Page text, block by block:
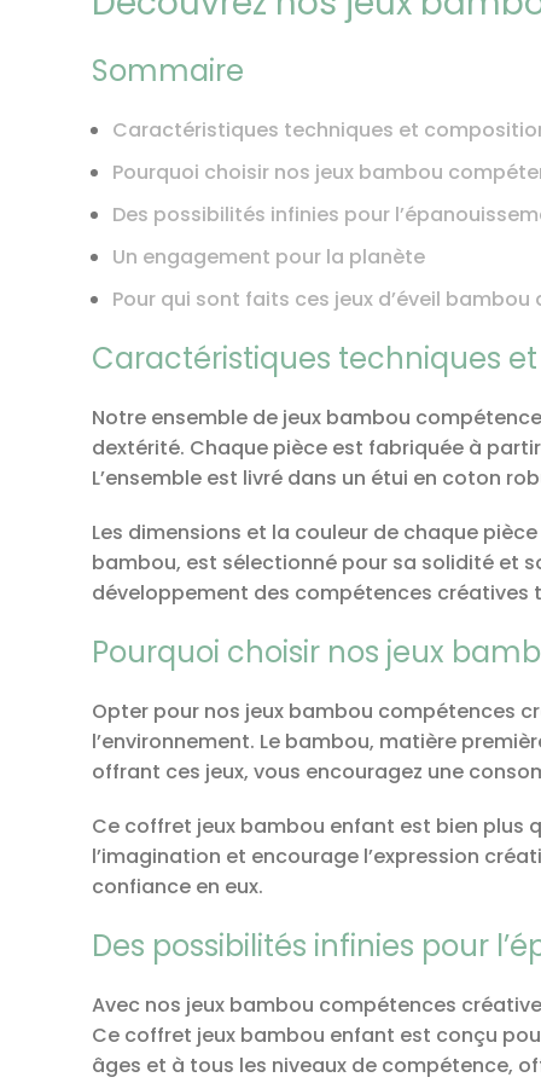
Sommaire
Caractéristiques techniques et
Pourquoi choisir nos jeux bambou
Des possibilités infinies pour
Un engagement pour la planète
Pour qui sont faits ces jeux d’éveil bambou
Caractéristiques techniques
Notre ensemble de jeux bambou
dextérité. Chaque pièce est fabriquée à
L’ensemble est livré dans un étui en coton
Les dimensions et la couleur de chaque
bambou, est sélectionné pour sa solidité et
développement des compétences créatives
Pourquoi choisir nos jeux
Opter pour nos jeux bambou compétences
l’environnement. Le bambou, matière
offrant ces jeux, vous encouragez une
Ce coffret jeux bambou enfant est bien plus
l’imagination et encourage l’expression
confiance en eux.
Des possibilités infinies pour
Avec nos jeux bambou compétences
Ce coffret jeux bambou enfant est conçu
âges et à tous les niveaux de compétence,